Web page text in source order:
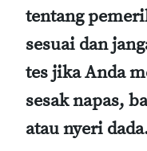
tentang
sesuai dan
tes jika Anda
sesak napas,
atau nyeri